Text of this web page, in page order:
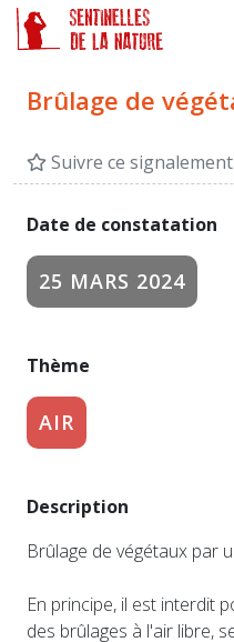
Brûlage de
Suivre ce signalement
Date de constatation
25 MARS 2024
Thème
AIR
Description
Brûlage de végétaux par
En principe, il est interdit
des brûlages à l'air libre,
Panneau de gestion des